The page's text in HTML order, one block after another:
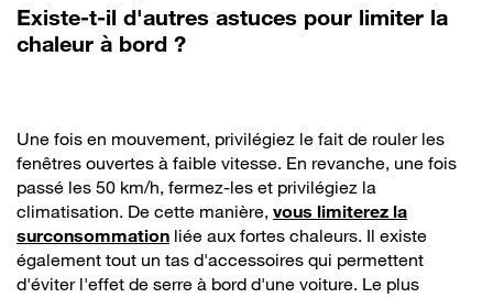
Existe-t-il d'autres astuces pour limiter la
chaleur à bord ?
Une fois en mouvement, privilégiez le fait de rouler les
fenêtres ouvertes à faible vitesse. En revanche, une fois
passé les 50 km/h, fermez-les et privilégiez la
climatisation. De cette manière, vous limiterez la
surconsommation liée aux fortes chaleurs. Il existe
également tout un tas d'accessoires qui permettent
d'éviter l'effet de serre à bord d'une voiture. Le plus